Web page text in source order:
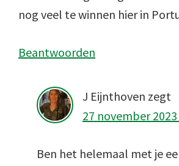
nog veel te winnen hier in
Beantwoorden
J Eijnthoven zegt
27 november
Ben het helemaal met je